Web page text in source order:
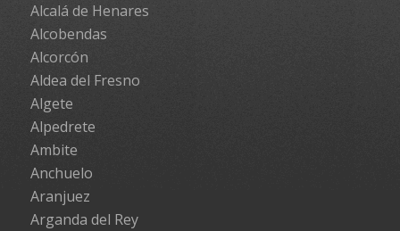
Alcalá de Henares
Alcobendas
Alcorcón
Aldea del Fresno
Algete
Alpedrete
Ambite
Anchuelo
Aranjuez
Arganda del Rey